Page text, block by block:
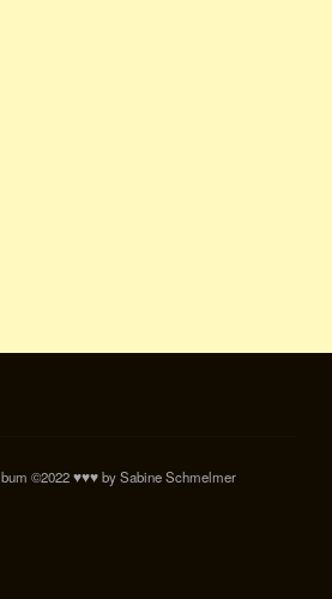
©2022 ♥♥♥ by Sabine Schmelmer